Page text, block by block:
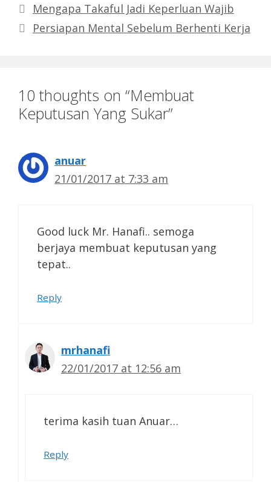
Mengapa Takaful Jadi Keperluan Wajib
Persiapan Mental Sebelum Berhenti Kerja
10 thoughts on “Membuat
Keputusan Yang Sukar”
anuar
21/01/2017 at 7:33 am
Good luck Mr. Hanafi.. semoga
berjaya membuat keputusan yang
tepat..
Reply
mrhanafi
22/01/2017 at 12:56 am
terima kasih tuan Anuar…
Reply